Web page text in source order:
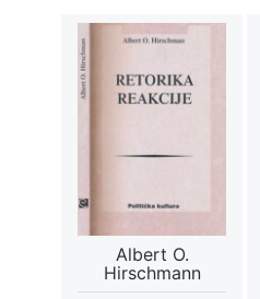
Albert O.
Hirschmann